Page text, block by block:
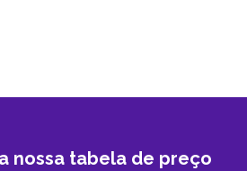
nossa tabela de preço